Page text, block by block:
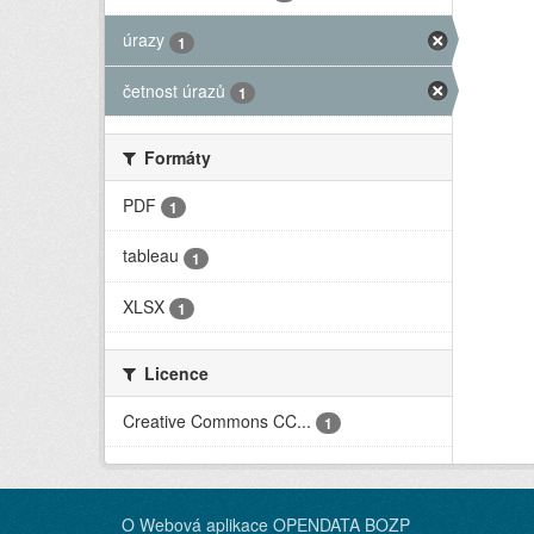
úrazy 1
četnost úrazů 1
Formáty
PDF
1
tableau 1
XLSX 1
Licence
Creative Commons CC...
1
O Webová aplikace OPENDATA BOZP